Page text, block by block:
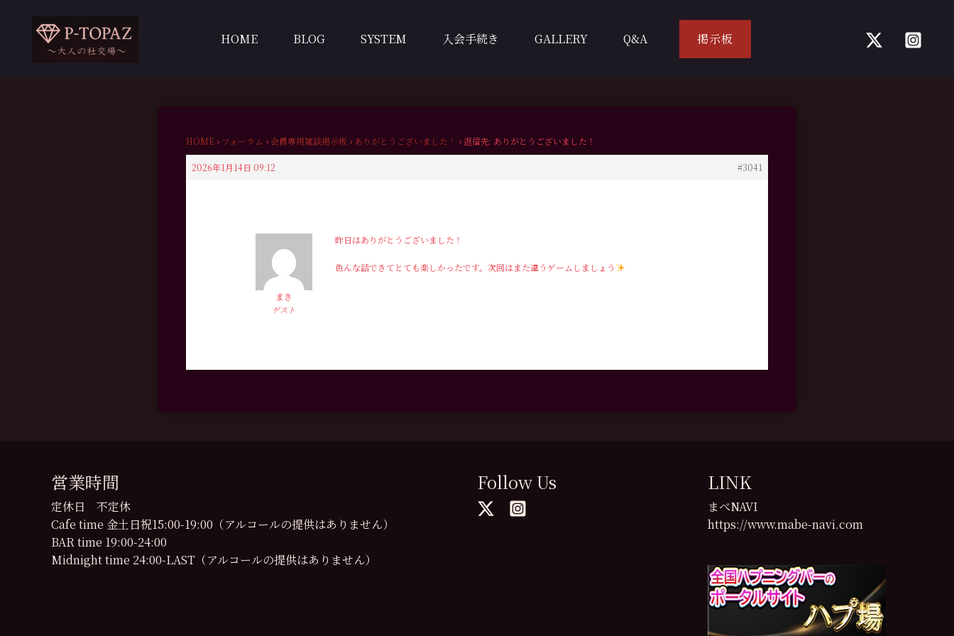
HOME BLOG SYSTEM 入会手続き GALLERY Q&A 掲示板
HOME › フォーラム › 会員専用雑談掲示板 › ありがとうございました！ ›返信先: ありがとうございました！
2026年1月14日 09:12 #3041
まき
ゲスト
昨日はありがとうございました！
色んな話できてとても楽しかったです。次回はまた違うゲームしましょう
営業時間
定休日 不定休
Cafe time 金土日祝15:00-19:00（アルコールの提供はありません）
BAR time 19:00-24:00
Midnight time 24:00-LAST（アルコールの提供はありません）
Follow Us LINK
まべNAVI
https://www.mabe-navi.com